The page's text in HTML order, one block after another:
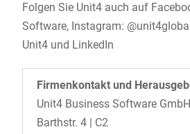
Folgen Sie Unit4 auch auf
Software, Instagram:
Unit4 und LinkedIn
Firmenkontakt und
Unit4 Business Software GmbH
Barthstr. 4 | C2